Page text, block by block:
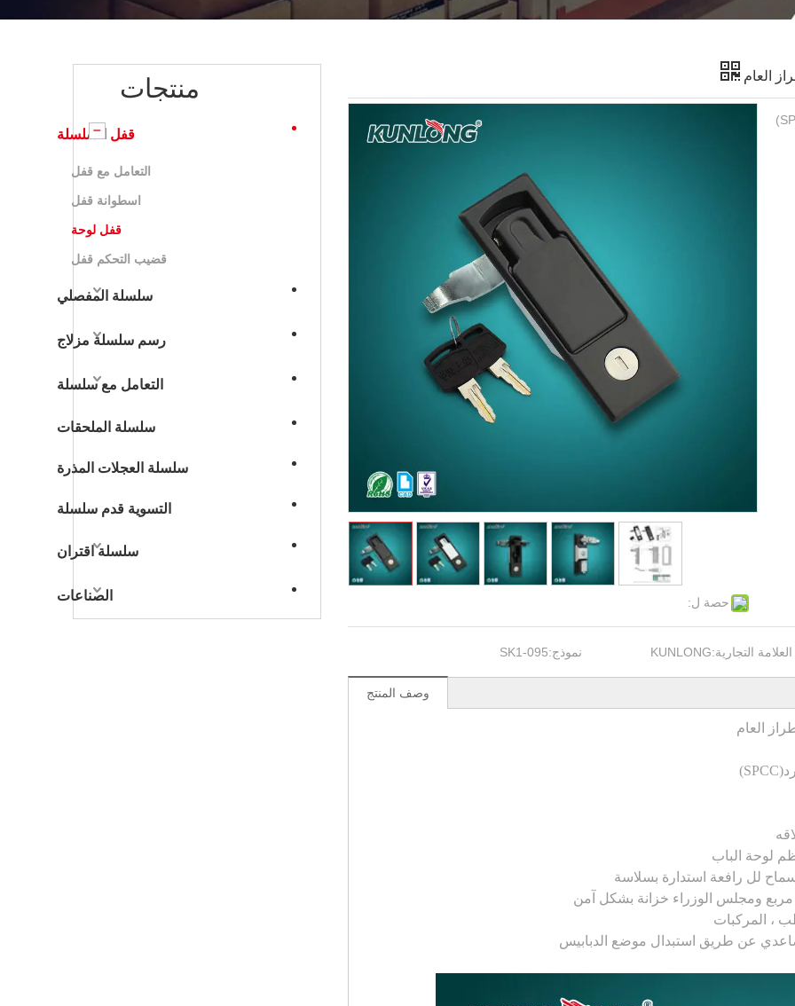
منتجات
قفل السلسلة
التعامل مع قفل
اسطوانة قفل
قفل لوحة
قضيب التحكم قفل
سلسلة المفصلي
رسم سلسلة مزلاج
التعامل مع سلسلة
سلسلة الملحقات
سلسلة العجلات المذرة
التسوية قدم سلسلة
سلسلة اقتران
الصناعات حصة ل:
نموذج:SK1-095 العلامة التجارية:KUNLONG
وصف المنتج
(
SPCC
)
، المركبات
عن طريق استبدال موضع الدبابيس